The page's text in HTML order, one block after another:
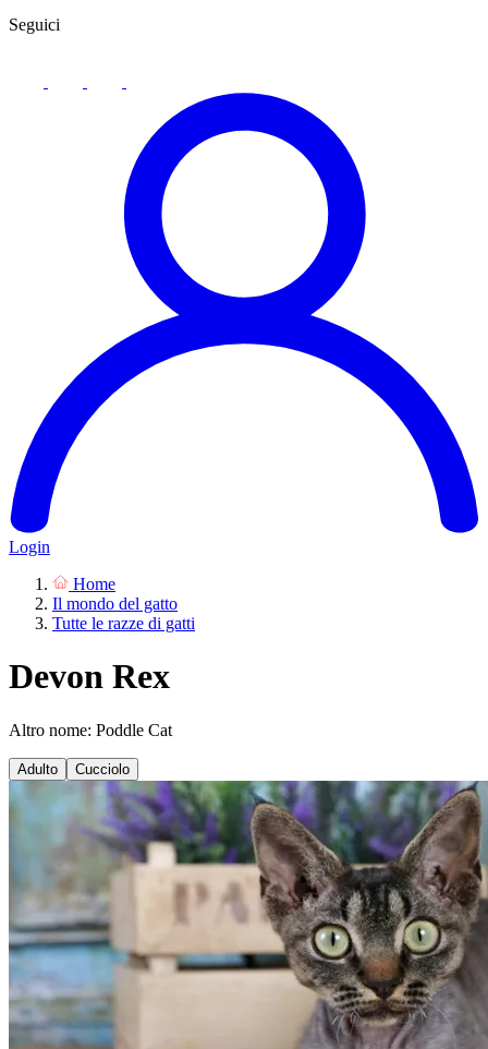
Seguici
Login
Home
Il mondo del gatto
Tutte le razze di gatti
Devon Rex
Altro nome: Poddle Cat
Adulto Cucciolo